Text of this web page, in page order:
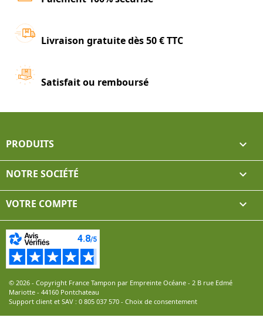
Livraison gratuite dès 50 € TTC
Satisfait ou remboursé
PRODUITS 
NOTRE SOCIÉTÉ 
VOTRE COMPTE 
© 2026 - Copyright France Tampon par Empreinte Océane - 2 B rue Edmé
Mariotte - 44160 Pontchateau
Support client et SAV : 0 805 037 570 - Choix de consentement